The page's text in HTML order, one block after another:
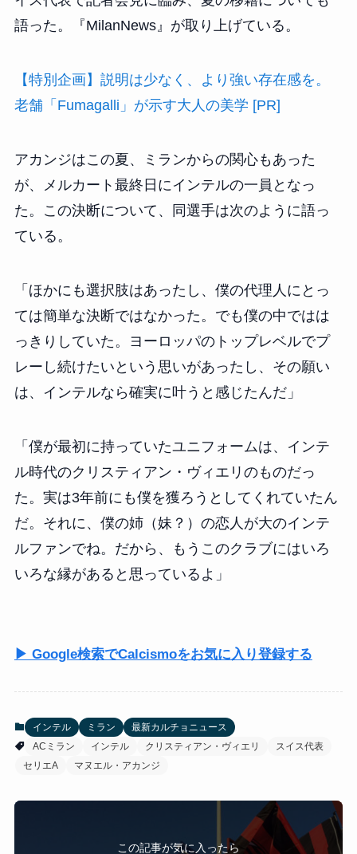
語った。『MilanNews』が取り上げている。
【特別企画】説明は少なく、より強い存在感を。
老舗「Fumagalli」が示す大人の美学 [PR]
アカンジはこの夏、ミランからの関心もあった
が、メルカート最終日にインテルの一員となっ
た。この決断について、同選手は次のように語っ
ている。
「ほかにも選択肢はあったし、僕の代理人にとっ
ては簡単な決断ではなかった。でも僕の中ではは
っきりしていた。ヨーロッパのトップレベルでプ
レーし続けたいという思いがあったし、その願い
は、インテルなら確実に叶うと感じたんだ」
「僕が最初に持っていたユニフォームは、インテ
ル時代のクリスティアン・ヴィエリのものだっ
た。実は3年前にも僕を獲ろうとしてくれていたん
だ。それに、僕の姉（妹？）の恋人が大のインテ
ルファンでね。だから、もうこのクラブにはいろ
いろな縁があると思っているよ」
▶ Google検索でCalcismoをお気に入り登録する
インテル ミラン
最新カルチョニュース
ACミラン
インテル クリスティアン・ヴィエリ
スイス代表
セリエA
マヌエル・アカンジ
この記事が気に入ったら